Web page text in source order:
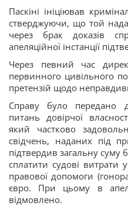
Паскіні ініціював
стверджуючи, що той
через брак доказів
апеляційної інстанції
Через певний час
первинного цивільного
претензій щодо
Справу було передано
питань довірчої
який частково
свідчень, наданих під
підтвердив загальну суму
сплатити судові витрати
правової допомоги
євро. При цьому в
відмовлено.